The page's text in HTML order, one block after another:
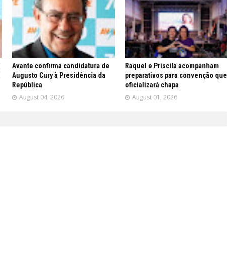
Avante confirma candidatura de
Augusto Cury à Presidência da
República
August 04, 2026
Raquel e Priscila acompanham
preparativos para convenção que
oficializará chapa
August 01, 2026